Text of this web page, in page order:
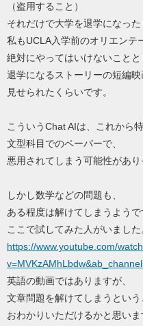
（盗用すること）
それだけで大学を退学になった
私もUCLA入学前のオリエンテ
絶対にやってはいけないことと
退学になるストーリーの短編映
見せられたくらいです。
こういうChat AIは、これから
文型科目でのペーパーで、
悪用されてしまう可能性があり
しかし数学などの問題も、
ある程度は解けてしまうようで
ここで試してみた人がいました
https://www.youtube.com/
英語の動画ではありますが、
文章問題を解けてしまうとい
おわかりいただけるかと思いま